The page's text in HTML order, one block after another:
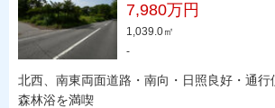
7,980万円
1,039.0㎡
-
北西、南東両面道路・南向・日照良好・通行
森林浴を満喫